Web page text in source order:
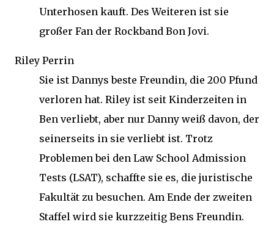
Unterhosen kauft. Des Weiteren ist sie
großer Fan der Rockband Bon Jovi.
Riley Perrin
Sie ist Dannys beste Freundin, die 200 Pfund
verloren hat. Riley ist seit Kinderzeiten in
Ben verliebt, aber nur Danny weiß davon, der
seinerseits in sie verliebt ist. Trotz
Problemen bei den Law School Admission
Tests (LSAT), schaffte sie es, die juristische
Fakultät zu besuchen. Am Ende der zweiten
Staffel wird sie kurzzeitig Bens Freundin.